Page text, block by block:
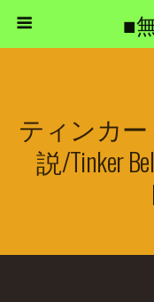
■
ティンカ
説/Tinker